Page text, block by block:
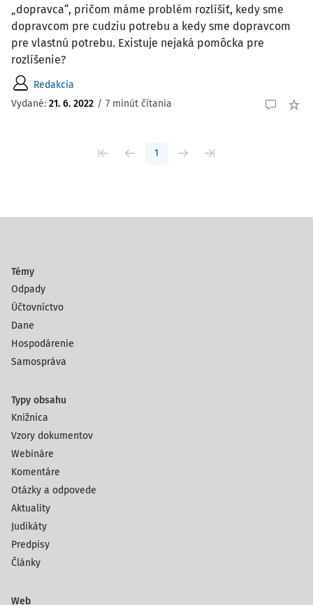
„dopravca“, pričom máme problém rozlíšiť, kedy sme
dopravcom pre cudziu potrebu a kedy sme dopravcom
pre vlastnú potrebu. Existuje nejaká pomôcka pre
rozlíšenie?
Redakcia
Vydané: 21. 6. 2022 / 7 minút čítania
1
Témy
Odpady
Účtovníctvo
Dane
Hospodárenie
Samospráva
Typy obsahu
Knižnica
Vzory dokumentov
Webináre
Komentáre
Otázky a odpovede
Aktuality
Judikáty
Predpisy
Články
Web